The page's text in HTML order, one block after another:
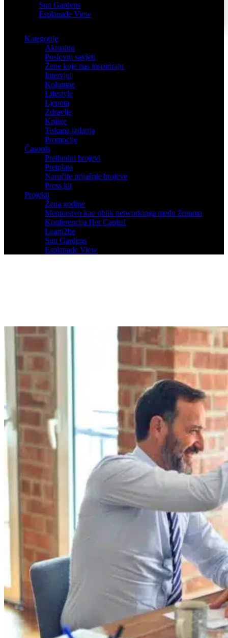
Sun Gardens
Esplanade View
Kategorije
Aktualno
Poslovni savjeti
Žene koje nas inspiriraju
Intervjui
Kolumne
Lifestyle
Ljepota
Zdravlje
Knjige
Tiskana izdanja
Promocije
Časopis
Prethodni brojevi
Pretplata
Naručite prijašnje brojeve
Press kit
Projekti
Žena godine
Mentorstvo kao oblik networkinga među ženama
Konferencija Her Capital
Learn2be
Sun Gardens
Esplanade View